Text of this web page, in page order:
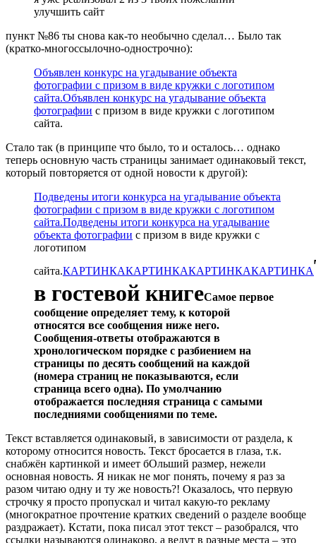
улучшить сайт
пункт №86 ты снова как-то необычно сделал… Было так
(кратко-многоссылочно-однострочно):
Объявлен конкурс на угадывание объекта
фотографии с призом в виде кружки с логотипом
сайта.Объявлен конкурс на угадывание объекта
фотографии с призом в виде кружки с логотипом
сайта.
Стало так (в принципе что было, то и осталось… однако
теперь основную часть страницы занимает одинаковый текст,
который повторяется от одной новости к другой):
Подведены итоги конкурса на угадывание объекта
фотографии с призом в виде кружки с логотипом
сайта.Подведены итоги конкурса на угадывание
объекта фотографии с призом в виде кружки с
логотипом
сайта.КАРТИНКАКАРТИНКАКАРТИНКАКАРТИНКА
в гостевой книгеСамое первое
сообщение определяет тему, к которой
относятся все сообщения ниже него.
Сообщения-ответы отображаются в
хронологическом порядке с разбиением на
страницы по десять сообщений на каждой
(номера страниц не показываются, если
страница всего одна). По умолчанию
отображается последняя страница с самыми
последниями сообщениями по теме.
Текст вставляется одинаковый, в зависимости от раздела, к
которому относится новость. Текст бросается в глаза, т.к.
снабжён картинкой и имеет бОльший размер, нежели
основная новость. Я никак не мог понять, почему я раз за
разом читаю одну и ту же новость?! Оказалось, что первую
строчку я просто пропускал и читал какую-то рекламу
(многократное прочтение кратких сведений о разделе вообще
раздражает). Кстати, пока писал этот текст – разобрался, что
ссылки называются одинаково, а ведут в разные места – это